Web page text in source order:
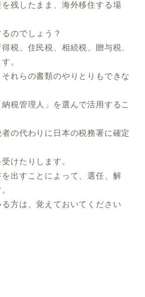
残したまま、海外移住する場
のでしょう？
税、住民税、相続税、贈与税、
。
れらの書類のやりとりもできな
税管理人」を選んで活用するこ
の代わりに日本の税務署に確定
けたりします。
出すことによって、選任、解
方は、覚えておいてください